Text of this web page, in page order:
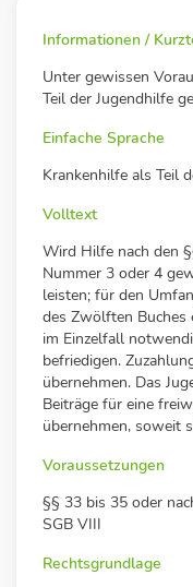
Informationen /
Unter gewissen
Teil der Jugendhilfe
Einfache Sprache
Krankenhilfe als Teil
Volltext
Wird Hilfe nach den
Nummer 3 oder 4
leisten; für den
des Zwölften Buches
im Einzelfall
befriedigen.
übernehmen. Das
Beiträge für eine
übernehmen, soweit
Voraussetzungen
§§ 33 bis 35 oder
SGB VIII
Rechtsgrundlage